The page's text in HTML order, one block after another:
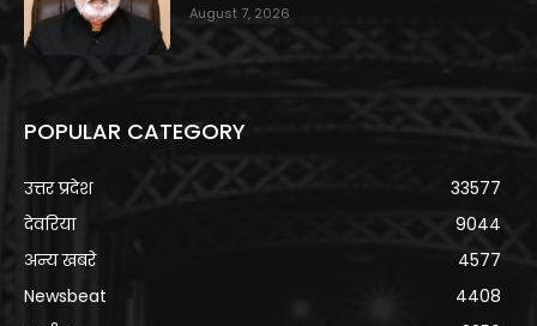
August 7, 2026
POPULAR CATEGORY
उत्तर प्रदेश
33577
देवरिया
9044
अन्य खबरे
4577
Newsbeat
4408